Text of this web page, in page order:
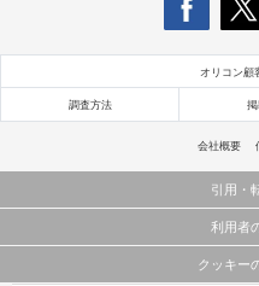
オリコン顧
調査方法
会社概要
引用・
当サイトで公開されている情報（文字、写
これらの情報を権利者の許可なく無断転載
利用者
当サイトに掲載している内容はすべてサー
クッキー